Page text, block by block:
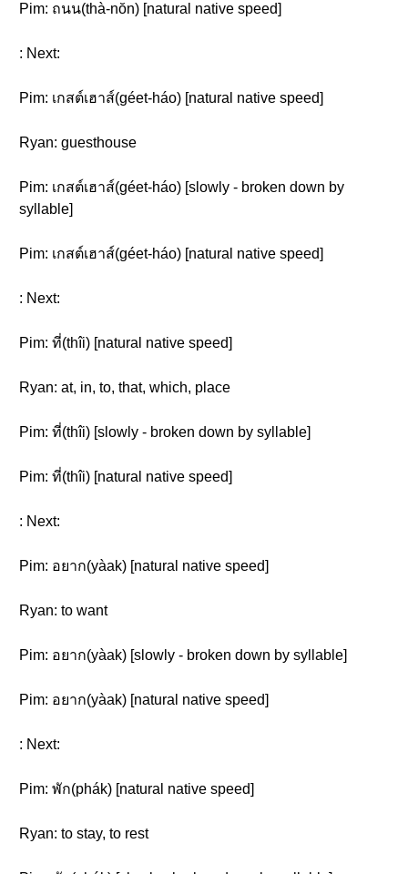
Pim: ถนน(thà-nŏn) [natural native speed]
: Next:
Pim: เกสต์เฮาส์(géet-háo) [natural native speed]
Ryan: guesthouse
Pim: เกสต์เฮาส์(géet-háo) [slowly - broken down by
syllable]
Pim: เกสต์เฮาส์(géet-háo) [natural native speed]
: Next:
Pim: ที่(thîi) [natural native speed]
Ryan: at, in, to, that, which, place
Pim: ที่(thîi) [slowly - broken down by syllable]
Pim: ที่(thîi) [natural native speed]
: Next:
Pim: อยาก(yàak) [natural native speed]
Ryan: to want
Pim: อยาก(yàak) [slowly - broken down by syllable]
Pim: อยาก(yàak) [natural native speed]
: Next:
Pim: พัก(phák) [natural native speed]
Ryan: to stay, to rest